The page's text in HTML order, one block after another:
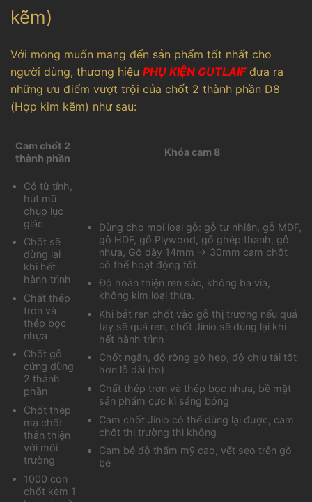
kẽm)
Với mong muốn mang đến sản phẩm tốt nhất cho
người dùng, thương hiệu PHỤ KIỆN GUTLAIFđưa ra
những ưu điểm vượt trội của chốt 2 thành phần D8
(Hợp kim kẽm) như sau:
Cam chốt 2
thành phần
Khóa cam 8
Có từ tính,
hút mũ
chụp lục
giác
Chốt sẽ
dừng lại
khi hết
hành trình
Chất thép
trơn và
thép bọc
nhựa
Chốt gỗ
cứng dùng
2 thành
phần
Chốt thép
mạ chốt
thân thiện
với môi
trường
1000 con
chốt kèm 1
Dùng cho mọi loại gỗ: gỗ tự nhiên, gỗ MDF,
gỗ HDF, gỗ Plywood, gỗ ghép thanh, gỗ
nhựa, Gỗ dày 14mm -> 30mm cam chốt
có thể hoạt động tốt.
Độ hoàn thiện ren sắc, không ba via,
không kim loại thừa.
Khi bắt ren chốt vào gỗ thị trường nếu quá
tay sẽ quá ren, chốt Jinio sẽ dùng lại khi
hết hành trình
Chốt ngắn, độ rỗng gỗ hẹp, độ chịu tải tốt
hơn lỗ dài (to)
Chất thép trơn và thép bọc nhựa, bề mặt
sản phẩm cực kì sáng bóng
Cam chốt Jinio có thể dùng lại được, cam
chốt thị trường thì không
Cam bé độ thẩm mỹ cao, vết sẹo trên gỗ
bé